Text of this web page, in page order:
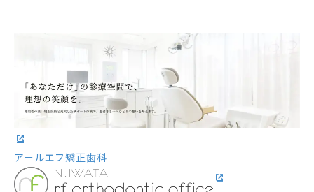
アールエフ矯正歯科